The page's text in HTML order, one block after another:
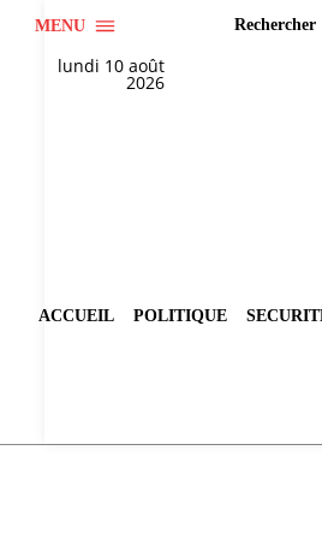
MENU Rechercher
lundi 10 août
2026
ACCUEIL POLITIQUE